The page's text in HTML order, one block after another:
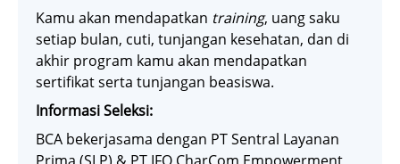
Kamu akan mendapatkan training, uang saku
setiap bulan, cuti, tunjangan kesehatan, dan di
akhir program kamu akan mendapatkan
sertifikat serta tunjangan beasiswa.
Informasi Seleksi:
BCA bekerjasama dengan PT Sentral Layanan